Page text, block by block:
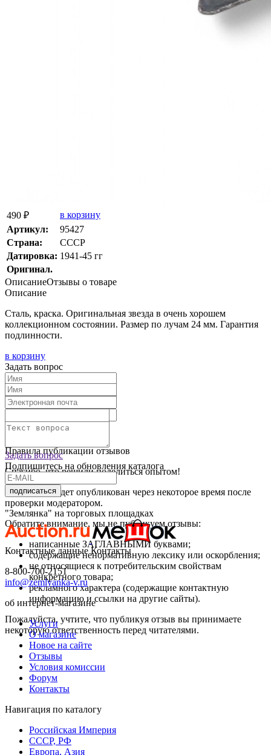
490 ₽
в корзину
Артикул:
95427
Страна:
СССР
Датировка: 1941-45 гг
Оригинал.
ОписаниеОтзывы о товаре
Описание
Сталь, краска. Оригинальная звезда в очень хорошем
коллекционном состоянии. Размер по лучам 24 мм. Гарантия
подлинности.
в корзину
Текст отзыва:
Правила публикации отзывов
Спасибо, что решили поделиться опытом!
Ваш отзыв будет опубликован через некоторое время после
проверки модератором.
Обратите внимание, мы не публикуем отзывы:
написанные ЗАГЛАВНЫМИ буквами;
содержащие ненормативную лексику или оскорбления;
не относящиеся к потребительским свойствам
конкретного товара;
рекламного характера (содержащие контактную
информацию и ссылки на другие сайты).
Пожалуйста, учтите, что публикуя отзыв вы принимаете
некоторую ответственность перед читателями.
Задать вопрос
Задать вопрос
Подпишитесь на обновления каталога
подписаться
"Землянка" на торговых площадках
Контактные данные Контакты
8-800-700-2151
info@zemlyanka-v.ru
об интернет-магазине
Услуги
О магазине
Новое на сайте
Отзывы
Условия комиссии
Форум
Контакты
Навигация по каталогу
Российская Империя
СССР, РФ
Европа, Азия